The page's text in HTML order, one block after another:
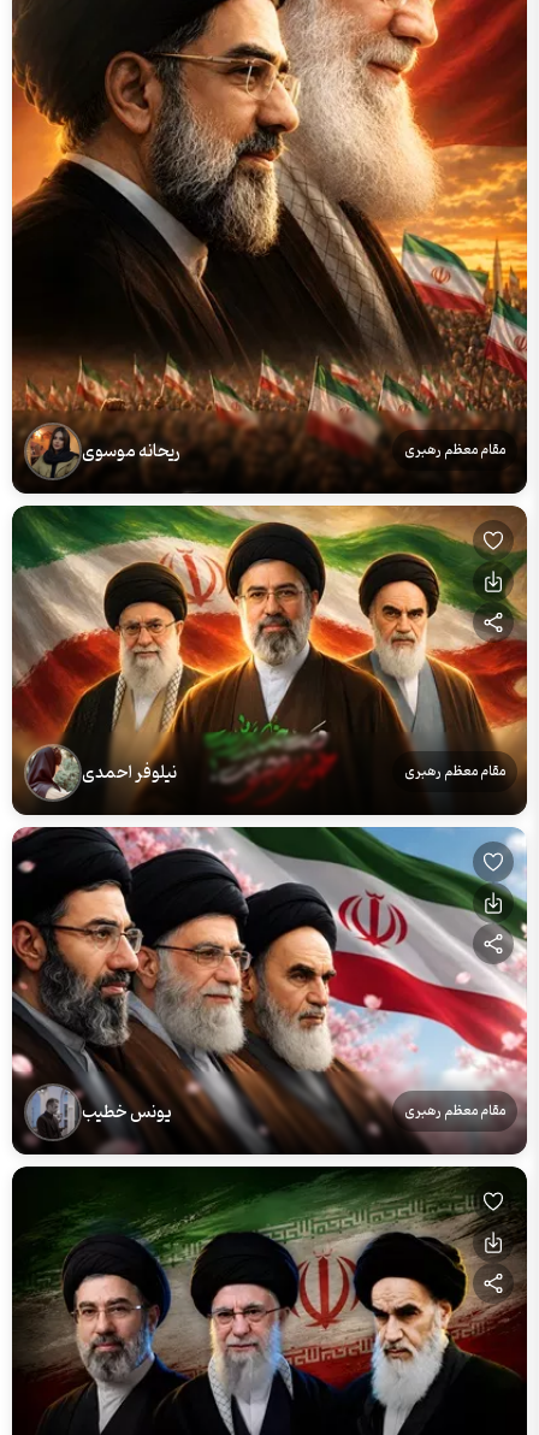
مقام معظم رهبری ریحانه موسوی
مقام معظم رهبری نیلوفر احمدی
مقام معظم رهبری یونس خطیب